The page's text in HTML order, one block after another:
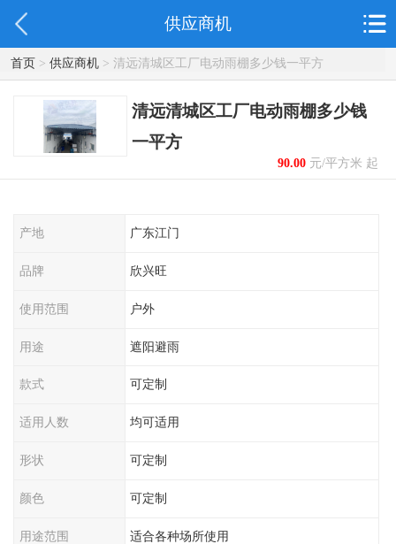
供应商机
首页> 供应商机> 清远清城区工厂电动雨棚多少钱一平方
清远清城区工厂电动雨棚多少钱
一平方
90.00元/平方米 起
产地 广东江门
品牌 欣兴旺
使用范围 户外
用途 遮阳避雨
款式 可定制
适用人数 均可适用
形状 可定制
颜色 可定制
用途范围 适合各种场所使用